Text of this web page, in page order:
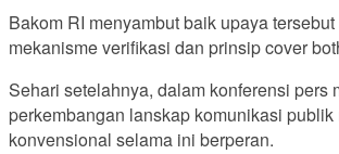
Bakom RI menyambut baik upaya
mekanisme verifikasi dan prinsip cover
Sehari setelahnya, dalam konferensi
perkembangan lanskap komunikasi
konvensional selama ini berperan.